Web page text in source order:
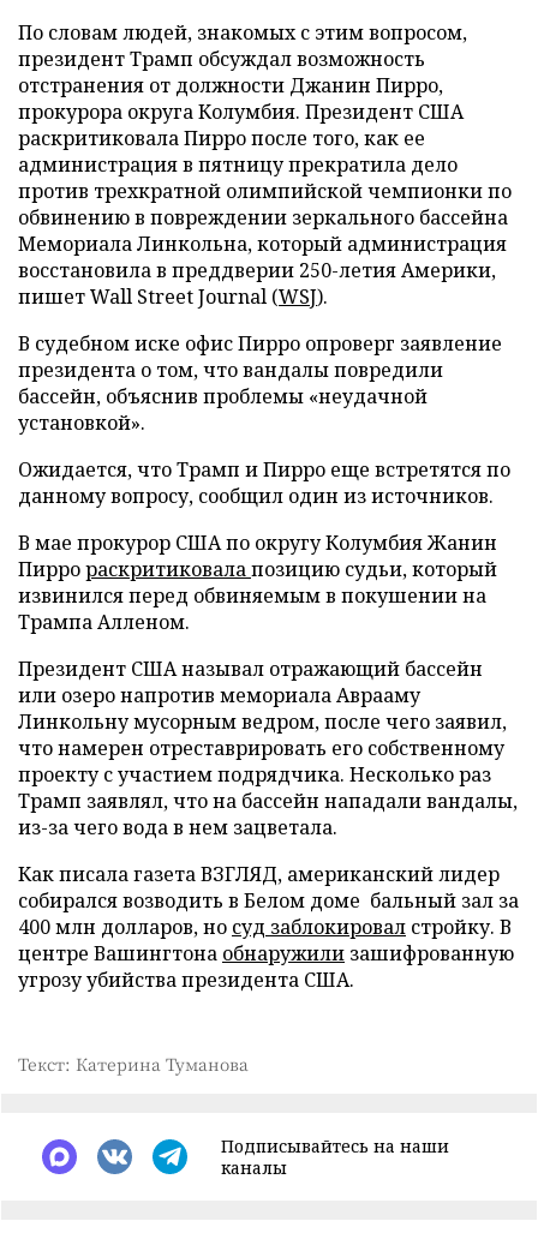
По словам людей, знакомых с этим вопросом,
президент Трамп обсуждал возможность
отстранения от должности Джанин Пирро,
прокурора округа Колумбия. Президент США
раскритиковала Пирро после того, как ее
администрация в пятницу прекратила дело
против трехкратной олимпийской чемпионки по
обвинению в повреждении зеркального бассейна
Мемориала Линкольна, который администрация
восстановила в преддверии 250-летия Америки,
пишет Wall Street Journal (WSJ).
В судебном иске офис Пирро опроверг заявление
президента о том, что вандалы повредили
бассейн, объяснив проблемы «неудачной
установкой».
Ожидается, что Трамп и Пирро еще встретятся по
данному вопросу, сообщил один из источников.
В мае прокурор США по округу Колумбия Жанин
Пиррораскритиковалапозицию судьи, который
извинился перед обвиняемым в покушении на
Трампа Алленом.
Президент США называл отражающий бассейн
или озеро напротив мемориала Аврааму
Линкольну мусорным ведром, после чего заявил,
что намерен отреставрировать его собственному
проекту с участием подрядчика. Несколько раз
Трамп заявлял, что на бассейн нападали вандалы,
из-за чего вода в нем зацветала.
Как писала газета ВЗГЛЯД, американский лидер
собирался возводить в Белом доме бальный зал за
400 млн долларов, но суд заблокировал стройку. В
центре Вашингтона обнаружили зашифрованную
угрозу убийства президента США.
Текст: Катерина Туманова
Подписывайтесь на наши
каналы